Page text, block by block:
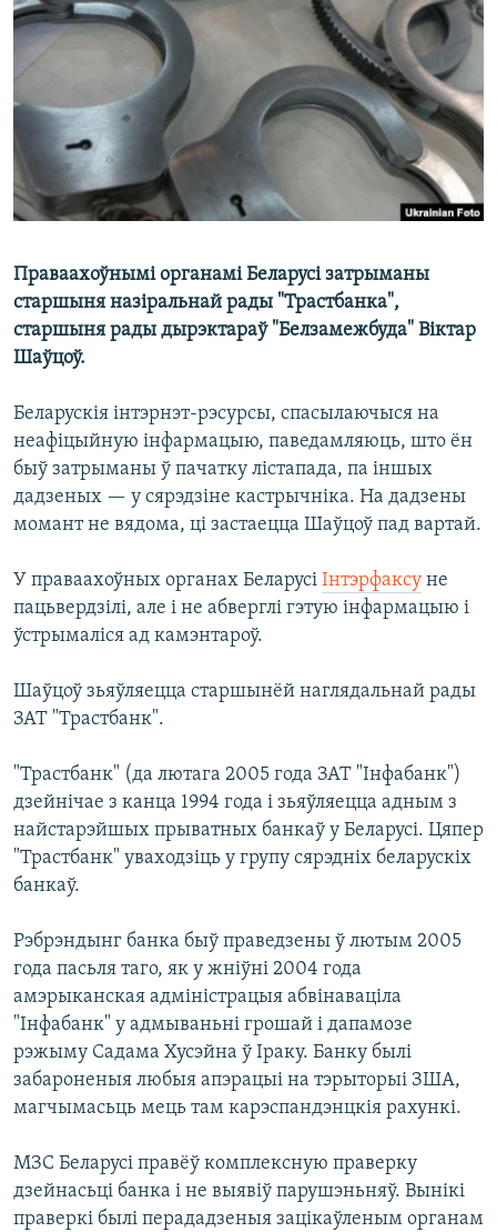
КУЛЬТУРА
КАЛЯНДАР
МОВА
НА ХВАЛЯХ СВАБОДЫ
Праваахоўнымі органамі Беларусі затрыманы
старшыня назіральнай рады "Трастбанка",
старшыня рады дырэктараў "Белзамежбуда" Віктар
Шаўцоў.
Беларускія інтэрнэт-рэсурсы, спасылаючыся на
неафіцыйную інфармацыю, паведамляюць, што ён
быў затрыманы ў пачатку лістапада, па іншых
дадзеных — у сярэдзіне кастрычніка. На дадзены
момант не вядома, ці застаецца Шаўцоў пад вартай.
У праваахоўных органах Беларусі Інтэрфаксу не
пацьвердзілі, але і не абверглі гэтую інфармацыю і
ўстрымаліся ад камэнтароў.
Шаўцоў зьяўляецца старшынёй наглядальнай рады
ЗАТ "Трастбанк".
"Трастбанк" (да лютага 2005 года ЗАТ "Інфабанк")
дзейнічае з канца 1994 года і зьяўляецца адным з
найстарэйшых прыватных банкаў у Беларусі. Цяпер
"Трастбанк" уваходзіць у групу сярэдніх беларускіх
банкаў.
Рэбрэндынг банка быў праведзены ў лютым 2005
года пасьля таго, як у жніўні 2004 года
амэрыканская адміністрацыя абвінаваціла
"Інфабанк" у адмываньні грошай і дапамозе
рэжыму Садама Хусэйна ў Іраку. Банку былі
забароненыя любыя апэрацыі на тэрыторыі ЗША,
магчымасьць мець там карэспандэнцкія рахункі.
МЗС Беларусі правёў комплексную праверку
дзейнасьці банка і не выявіў парушэньняў. Вынікі
праверкі былі перададзеныя зацікаўленым органам